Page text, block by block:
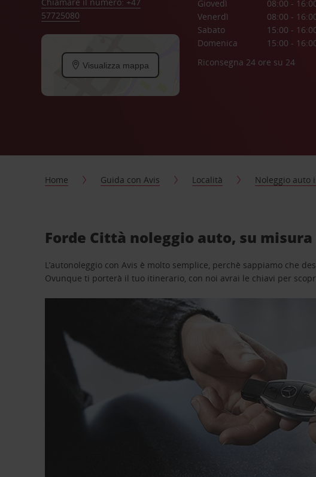
57725080
Visualizza mappa
Giovedì
08:00 -
Venerdì
08:00 -
Sabato
15:00 -
Domenica
15:00 -
Riconsegna 24 ore su 24
Home Guida con Avis Località Noleggio auto
Forde Città noleggio auto, su
L’autonoleggio con Avis è molto semplice, perchè sappiamo che
Ovunque ti porterà il tuo itinerario, con noi avrai le chiavi per